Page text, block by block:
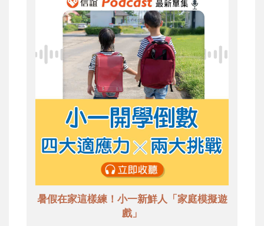
暑假在家這樣練！小一新鮮人「家庭模擬遊
戲」